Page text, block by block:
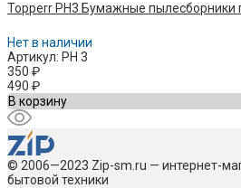
Topperr PH3 Бумажные пылесборники
Нет в наличии
Артикул: PH 3
350 ₽
490 ₽
В корзину
© 2006—2023 Zip-sm.ru — интернет-
бытовой техники